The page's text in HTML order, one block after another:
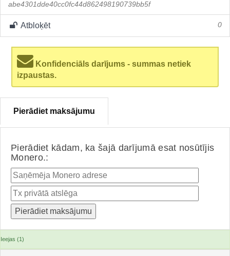
abe4301dde40cc0fc44d862498190739bb5f
Atbloķēt 0
Konfidenciāls darījums - summas netiek
izpaustas.
Pierādiet maksājumu
Pierādiet kādam, ka šajā darījumā esat nosūtījis
Monero.:
Ieejas (1)